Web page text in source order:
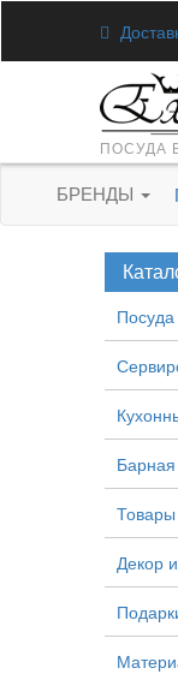
ПОСУДА
БРЕНДЫ
Декор